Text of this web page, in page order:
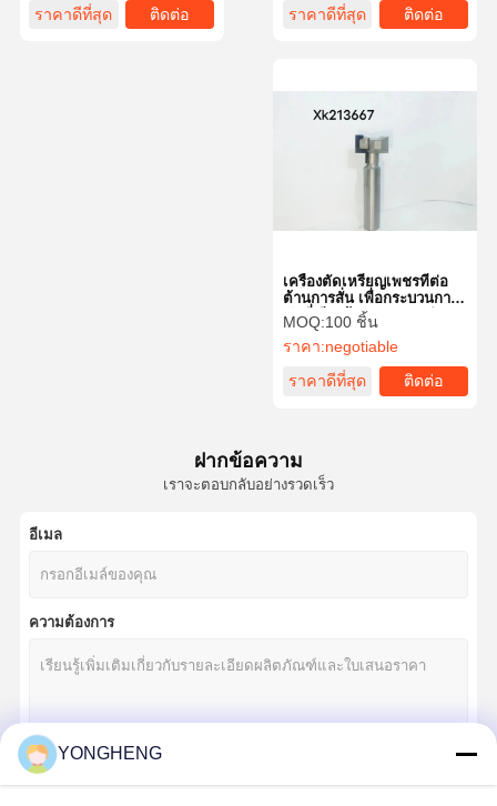
ข่าว กรณี
พูดคุยกันตอน
นี้
ใบเลื่อยวงเดือน Tct
PCD ใบเลื่อยวงกลม
ใบเลื่อยวงกลมเพชร
ราคาดีที่สุด
ติดต่อ
ราคาดีที่สุด
ติดต่อ
เครื่องตัดเหรียญเพชรที่ต่อ
ต้านการสั่น เพื่อกระบวนการ
ตัดที่เรียบร้อยและแม่นยํา
MOQ:100 ชิ้น
ราคา:negotiable
ราคาดีที่สุด
ติดต่อ
ฝากข้อความ
เราจะตอบกลับอย่างรวดเร็ว
อีเมล
ความต้องการ
YONGHENG